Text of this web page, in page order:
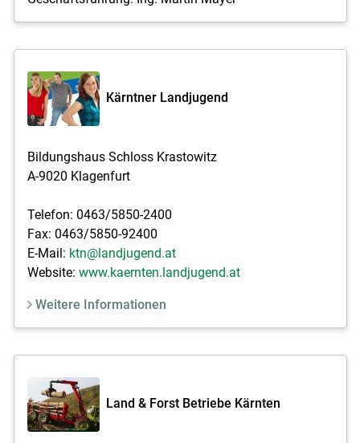
Kärntner Landjugend
Bildungshaus Schloss Krastowitz
A-9020 Klagenfurt
Telefon: 0463/5850-2400
Fax: 0463/5850-92400
E-Mail: ktn@landjugend.at
Website: www.kaernten.landjugend.at
Weitere Informationen
Land & Forst Betriebe Kärnten